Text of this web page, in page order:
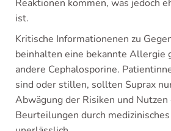
Reaktionen kommen, was jedoch
ist.
Kritische Informationenen zu
beinhalten eine bekannte Allergie
andere Cephalosporine.
sind oder stillen, sollten Suprax
Abwägung der Risiken und
Beurteilungen durch